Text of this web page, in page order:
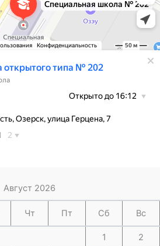
Август 2026
Чт Пт Сб Вс
1 2